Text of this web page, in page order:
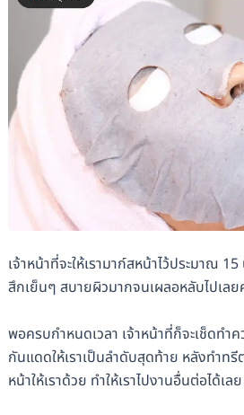
เจ้าหน้าที่จะให้เรามาก์สหน้าไว้ประมาณ
สึกเย็นๆ สบายผิวมากจนเผลอหลับไปเลย
พอครบกำหนดเวลา เจ้าหน้าที่ก็จะเช็ดทำ
กันแดดให้เราเป็นลำดับสุดท้าย หลังทำท
หน้าให้เราด้วย ทำให้เราไปงานอื่นต่อได้เล